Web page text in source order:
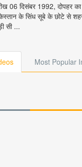
06 दिसंबर 1992, दोपहर
के सिंध सूबे के छोटे से
सी ...
Most Popular